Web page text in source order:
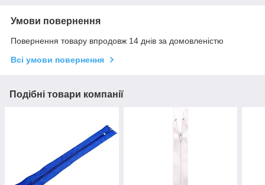
Умови повернення
Повернення товару впродовж 14 днів за домовленістю
Всі умови повернення
Подібні товари компанії